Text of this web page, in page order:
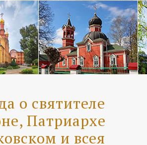
о святителе
Патриархе
и всея